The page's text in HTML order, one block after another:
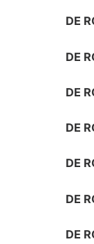
DE
DE
DE
DE
DE
DE
DE